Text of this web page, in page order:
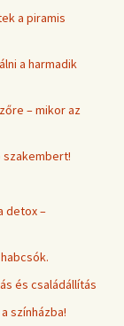
a piramis
a harmadik
– mikor az
szakembert!
detox –
és családállítás
színházba!